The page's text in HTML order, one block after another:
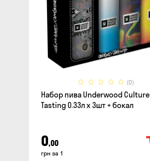
(0)
Набор пива Underwood Culture
Tasting 0.33л x 3шт + бокал
0,00
грн за 1